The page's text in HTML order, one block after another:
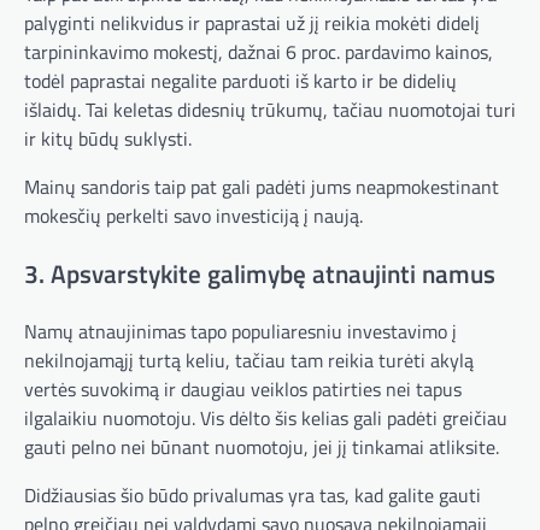
palyginti nelikvidus ir paprastai už jį reikia mokėti didelį
tarpininkavimo mokestį, dažnai 6 proc. pardavimo kainos,
todėl paprastai negalite parduoti iš karto ir be didelių
išlaidų. Tai keletas didesnių trūkumų, tačiau nuomotojai turi
ir kitų būdų suklysti.
Mainų sandoris taip pat gali padėti jums neapmokestinant
mokesčių perkelti savo investiciją į naują.
3. Apsvarstykite galimybę atnaujinti namus
Namų atnaujinimas tapo populiaresniu investavimo į
nekilnojamąjį turtą keliu, tačiau tam reikia turėti akylą
vertės suvokimą ir daugiau veiklos patirties nei tapus
ilgalaikiu nuomotoju. Vis dėlto šis kelias gali padėti greičiau
gauti pelno nei būnant nuomotoju, jei jį tinkamai atliksite.
Didžiausias šio būdo privalumas yra tas, kad galite gauti